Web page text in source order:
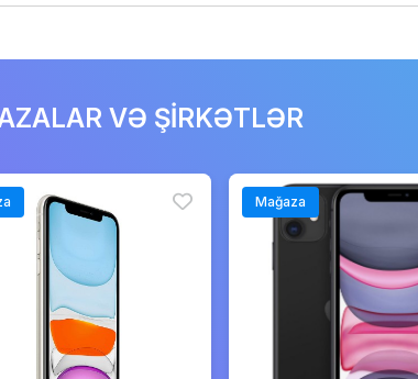
VƏ ŞİRKƏTLƏR
Mağaza